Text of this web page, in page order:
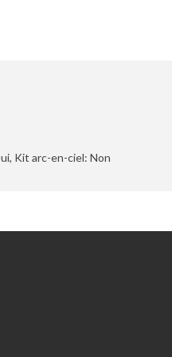
Kit arc-en-ciel: Non